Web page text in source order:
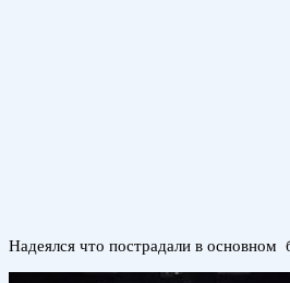
Надеялся что пострадали в основном